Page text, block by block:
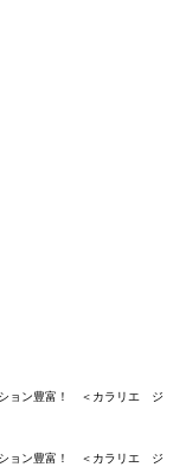
ション豊富！ ＜カラリエ ジ
ション豊富！ ＜カラリエ ジ